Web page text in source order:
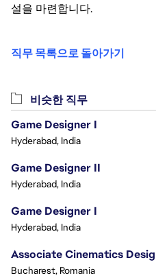
설을 마련합니다.
직무 목록으로 돌아가기
비슷한 직무
Game Designer I
Hyderabad, India
Game Designer II
Hyderabad, India
Game Designer I
Hyderabad, India
Associate Cinematics
Bucharest, Romania